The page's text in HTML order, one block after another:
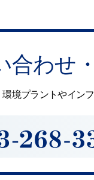
合わせ
境プラントやイン